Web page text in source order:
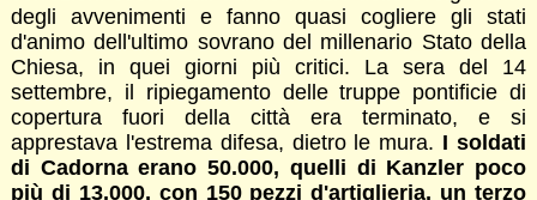
degli avvenimenti e fanno quasi cogliere gli stati
d'animo dell'ultimo sovrano del millenario Stato della
Chiesa, in quei giorni più critici. La sera del 14
settembre, il ripiegamento delle truppe pontificie di
copertura fuori della città era terminato, e si
apprestava l'estrema difesa, dietro le mura. I soldati
di Cadorna erano 50.000, quelli di Kanzler poco
più di 13.000, con 150 pezzi d'artiglieria, un terzo